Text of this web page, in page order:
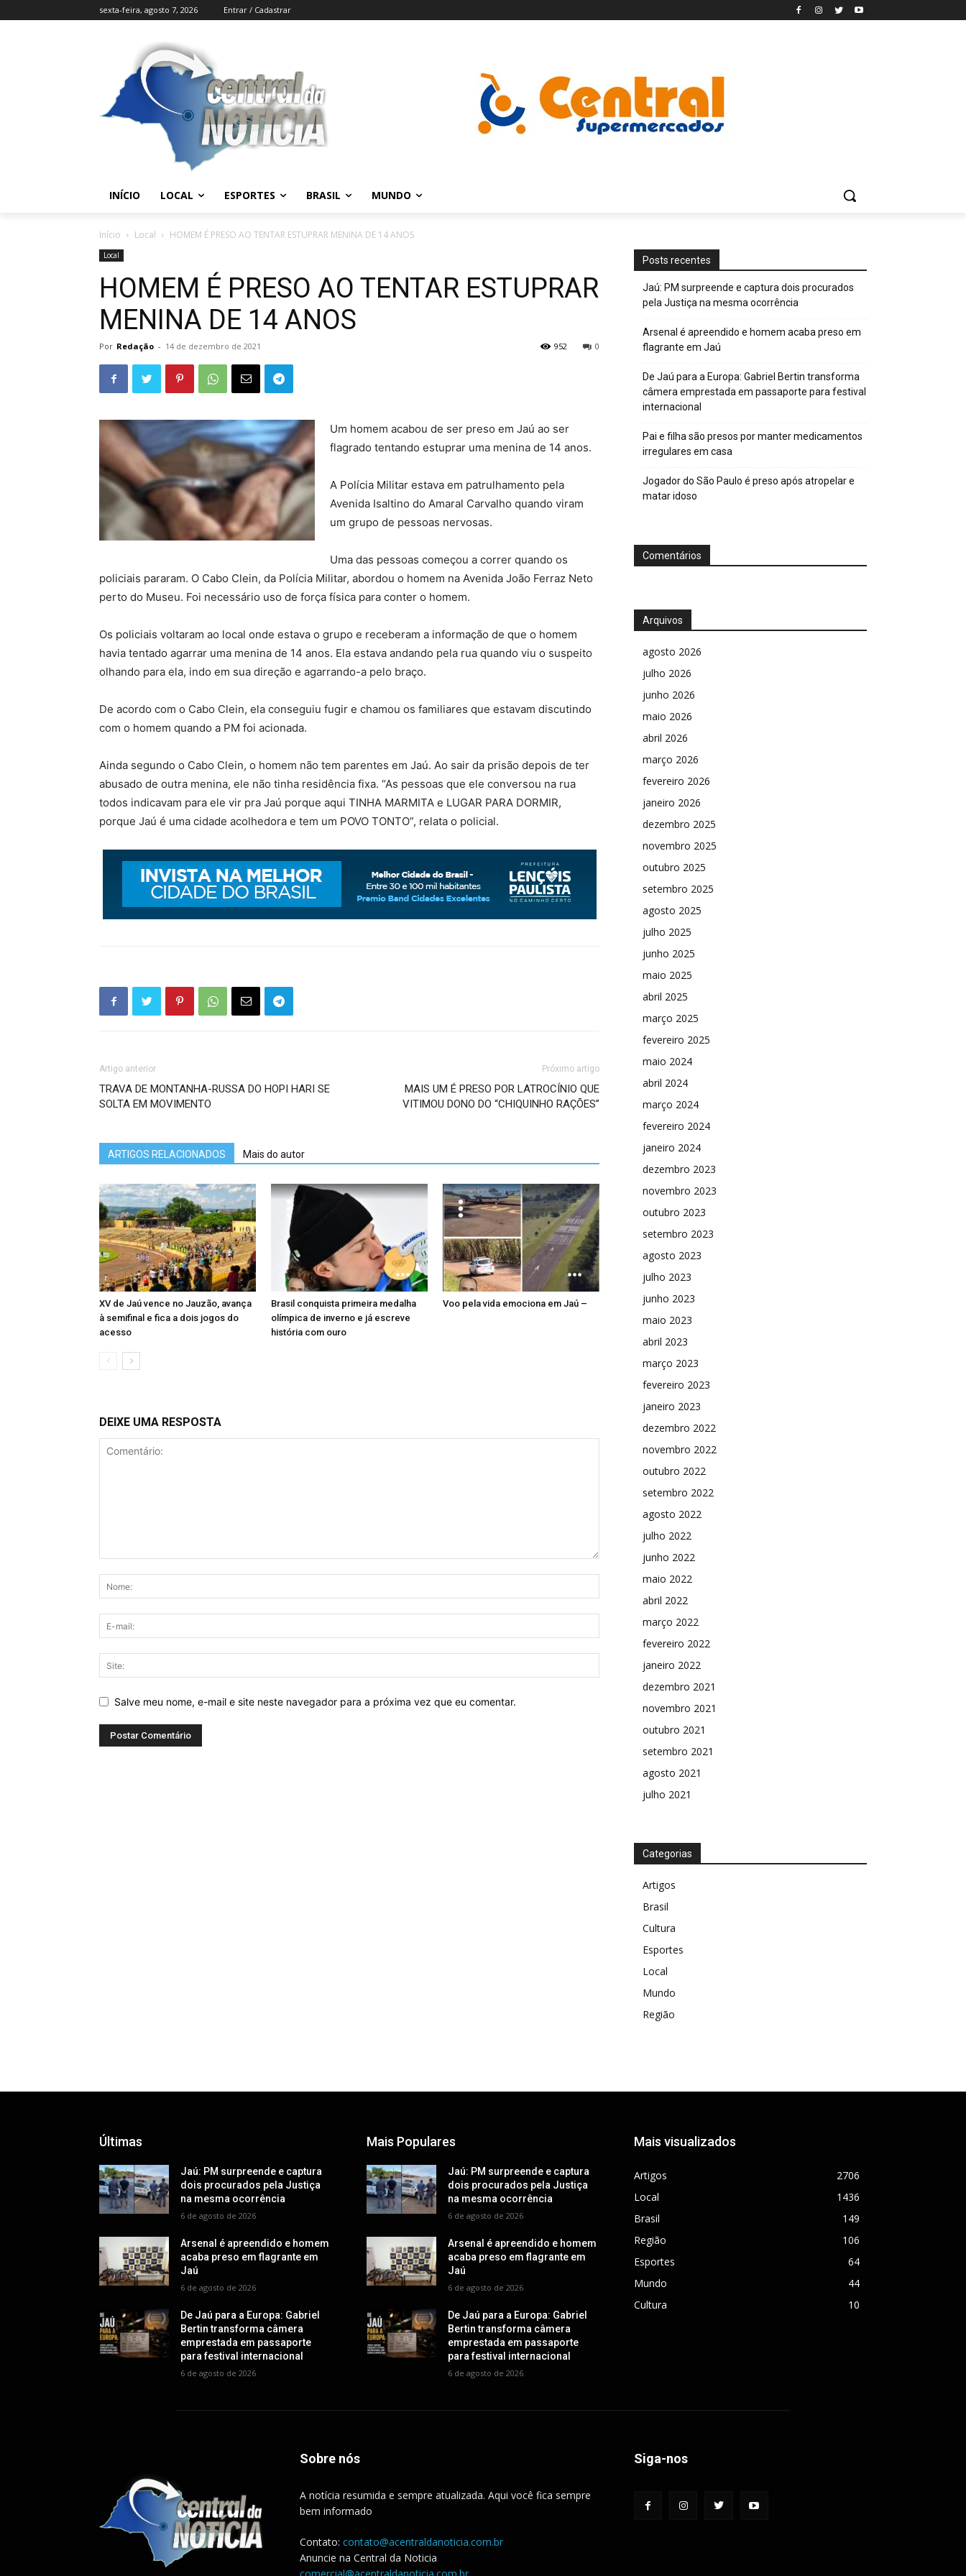
sexta-feira, agosto 7, 2026 Entrar / Cadastrar
INÍCIO LOCAL ESPORTES BRASIL MUNDO
Início Local HOMEM É PRESO AO TENTAR ESTUPRAR MENINA DE 14 ANOS
Local
HOMEM É PRESO AO TENTAR ESTUPRAR
MENINA DE 14 ANOS
Por Redação - 14 de dezembro de 2021 0
952
Um homem acabou de ser preso em Jaú ao ser
flagrado tentando estuprar uma menina de 14 anos.
A Polícia Militar estava em patrulhamento pela
Avenida Isaltino do Amaral Carvalho quando viram
um grupo de pessoas nervosas.
Uma das pessoas começou a correr quando os
policiais pararam. O Cabo Clein, da Polícia Militar, abordou o homem na Avenida João Ferraz Neto
perto do Museu. Foi necessário uso de força física para conter o homem.
Os policiais voltaram ao local onde estava o grupo e receberam a informação de que o homem
havia tentado agarrar uma menina de 14 anos. Ela estava andando pela rua quando viu o suspeito
olhando para ela, indo em sua direção e agarrando-a pelo braço.
De acordo com o Cabo Clein, ela conseguiu fugir e chamou os familiares que estavam discutindo
com o homem quando a PM foi acionada.
Ainda segundo o Cabo Clein, o homem não tem parentes em Jaú. Ao sair da prisão depois de ter
abusado de outra menina, ele não tinha residência fixa. “As pessoas que ele conversou na rua
todos indicavam para ele vir pra Jaú porque aqui TINHA MARMITA e LUGAR PARA DORMIR,
porque Jaú é uma cidade acolhedora e tem um POVO TONTO”, relata o policial.
Artigo anterior
TRAVA DE MONTANHA-RUSSA DO HOPI HARI SE
SOLTA EM MOVIMENTO
Próximo artigo
MAIS UM É PRESO POR LATROCÍNIO QUE
VITIMOU DONO DO “CHIQUINHO RAÇÕES”
ARTIGOS RELACIONADOS Mais do autor
XV de Jaú vence no Jauzão, avança
à semifinal e fica a dois jogos do
acesso
Brasil conquista primeira medalha
olímpica de inverno e já escreve
história com ouro
Voo pela vida emociona em Jaú –
DEIXE UMA RESPOSTA
Salve meu nome, e-mail e site neste navegador para a próxima vez que eu comentar.
Posts recentes
Jaú: PM surpreende e captura dois procurados
pela Justiça na mesma ocorrência
Arsenal é apreendido e homem acaba preso em
flagrante em Jaú
De Jaú para a Europa: Gabriel Bertin transforma
câmera emprestada em passaporte para festival
internacional
Pai e filha são presos por manter medicamentos
irregulares em casa
Jogador do São Paulo é preso após atropelar e
matar idoso
Comentários
Arquivos
agosto 2026
julho 2026
junho 2026
maio 2026
abril 2026
março 2026
fevereiro 2026
janeiro 2026
dezembro 2025
novembro 2025
outubro 2025
setembro 2025
agosto 2025
julho 2025
junho 2025
maio 2025
abril 2025
março 2025
fevereiro 2025
maio 2024
abril 2024
março 2024
fevereiro 2024
janeiro 2024
dezembro 2023
novembro 2023
outubro 2023
setembro 2023
agosto 2023
julho 2023
junho 2023
maio 2023
abril 2023
março 2023
fevereiro 2023
janeiro 2023
dezembro 2022
novembro 2022
outubro 2022
setembro 2022
agosto 2022
julho 2022
junho 2022
maio 2022
abril 2022
março 2022
fevereiro 2022
janeiro 2022
dezembro 2021
novembro 2021
outubro 2021
setembro 2021
agosto 2021
julho 2021
Categorias
Artigos
Brasil
Cultura
Esportes
Local
Mundo
Região
Últimas
Jaú: PM surpreende e captura
dois procurados pela Justiça
na mesma ocorrência
6 de agosto de 2026
Arsenal é apreendido e homem
acaba preso em flagrante em
Jaú
6 de agosto de 2026
De Jaú para a Europa: Gabriel
Bertin transforma câmera
emprestada em passaporte
para festival internacional
6 de agosto de 2026
Mais Populares
Jaú: PM surpreende e captura
dois procurados pela Justiça
na mesma ocorrência
6 de agosto de 2026
Arsenal é apreendido e homem
acaba preso em flagrante em
Jaú
6 de agosto de 2026
De Jaú para a Europa: Gabriel
Bertin transforma câmera
emprestada em passaporte
para festival internacional
6 de agosto de 2026
Mais visualizados
Artigos
2706
Local
1436
Brasil
149
Região
106
Esportes
64
Mundo
44
Cultura
10
Sobre nós
A notícia resumida e sempre atualizada. Aqui você fica sempre
bem informado
Contato: contato@acentraldanoticia.com.br
Anuncie na Central da Noticia
Siga-nos